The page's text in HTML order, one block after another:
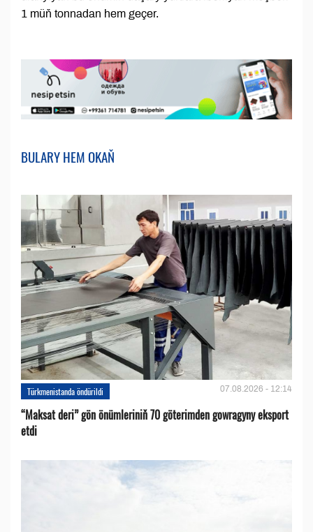
1 müň tonnadan hem geçer.
BULARY HEM OKAŇ
Türkmenistanda öndürildi 07.08.2026 - 12:14
“Maksat deri” gön önümleriniň 70 göterimden gowragyny eksport
etdi